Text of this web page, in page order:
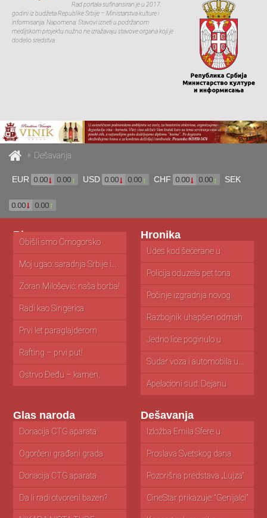
Rad portala sufinansiran je u 2017.
godini iz budžeta Republike Srbije – Ministarstva kulture i
informisanja. Napomena: Stavovi izneti u podržanom
medijskom projektu nužno ne izražavaju stavove organa koji je
dodelio sredstva
Dešavanja
EUR 0.00 0.00 USD 0.00 0.00 CHF 0.00 0.00 SEK
0.00 0.00
Blog
Obišli smo Crnogorsko
Moj ugao: saradnja Srbije i...
Zoran Milošević: naša borba!
Radi kao Singerica
Prvi let paraglajderom
Rafting – prvi put!
Ostrvo Đeđu – kamen,
Hronika
Udes kod šećerane u
Policija oduzela pet tona
toalet...
Počinje izgradnja novog
zatvora u...
Razbojnik uhapšen odmah
nakon pljačke...
Jedno lice poginulo u
Sudar voza i automobila u...
Apelacioni sud: Dejanu
Simeunoviću godinu...
Glas naroda
Donacija CTG aparata
Bolnici Pančevo
Ogorčeni građani grada
Pančeva zbog...
Donacija CTG aparata
porodilištu u...
Da li radi otvoreni bazen?
Pančevački talenti posetili
Naselje Tesla u blatu. Da...
Rupe u pešačkoj zoni
Dešavanja
Izložba Emila Sfere u
Proslava Svetskog dana
Pozorišna predstava „Lujza“
CineStar prikazuje: “Genijalci”
(VIDEO)